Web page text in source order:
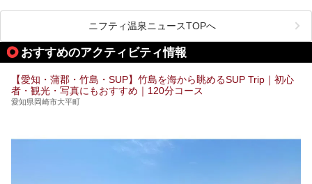
ムリエの目線で紹介していきます！
名古屋市内にはスーパー銭湯や日帰り温泉が多く、「どこに
行こうかな？」と悩んでしまう方も多いと思います。
ぜひこの記事を参考にして「キャナル・リゾート」に出かけ
てみるのはいかがでしょうか？
ニフティ温泉ニュースTOPへ
おすすめのアクティビティ情報
【愛知・蒲郡・竹島・SUP】竹島を海から眺めるSUP Trip｜初心
者・観光・写真にもおすすめ｜120分コース
愛知県岡崎市大平町